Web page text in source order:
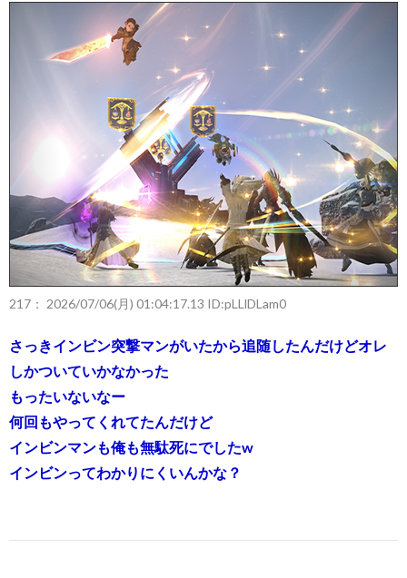
217： 2026/07/06(月) 01:04:17.13 ID:pLLlDLam0
さっきインビン突撃マンがいたから追随したんだけどオレ
しかついていかなかった
もったいないなー
何回もやってくれてたんだけど
インビンマンも俺も無駄死にでしたw
インビンってわかりにくいんかな？